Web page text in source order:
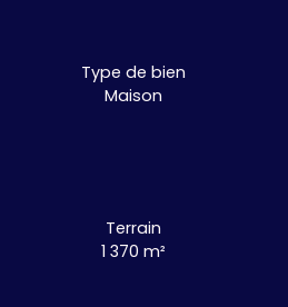
Type de bien
Maison
Terrain
1 370 m²